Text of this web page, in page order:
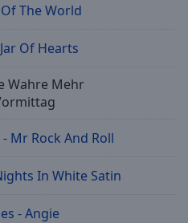
The World
Of Hearts
Wahre Mehr
Mr Rock And Roll
In White Satin
- Angie